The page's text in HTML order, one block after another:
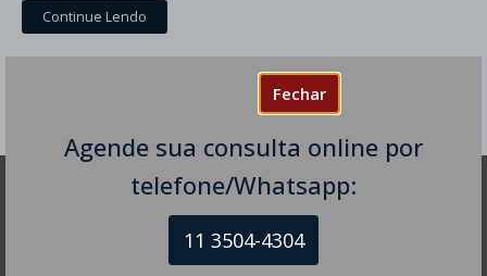
Fechar
Agende sua consulta online por
telefone/Whatsapp:
11 3504-4304
Continue Lendo
DR DIEGO DE CASTRO
Dr. Diego de Castro dos Santos